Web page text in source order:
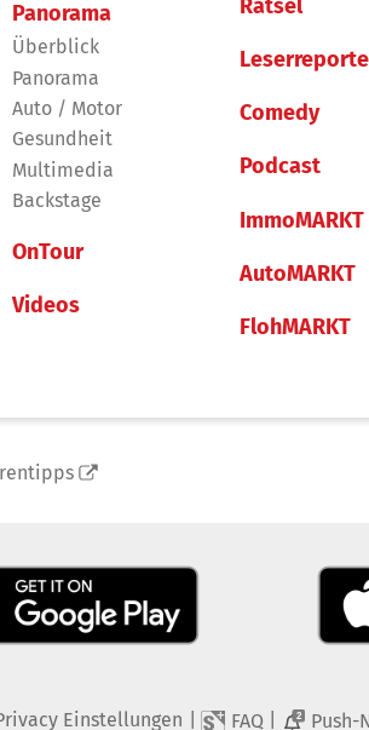
Panorama
Überblick
Panorama
Auto / Motor
Gesundheit
Multimedia
Backstage
OnTour
Videos
Rätsel
Comedy
Podcast
ImmoMARKT
AutoMARKT
FlohMARKT
Einstellungen FAQ 2 Push-